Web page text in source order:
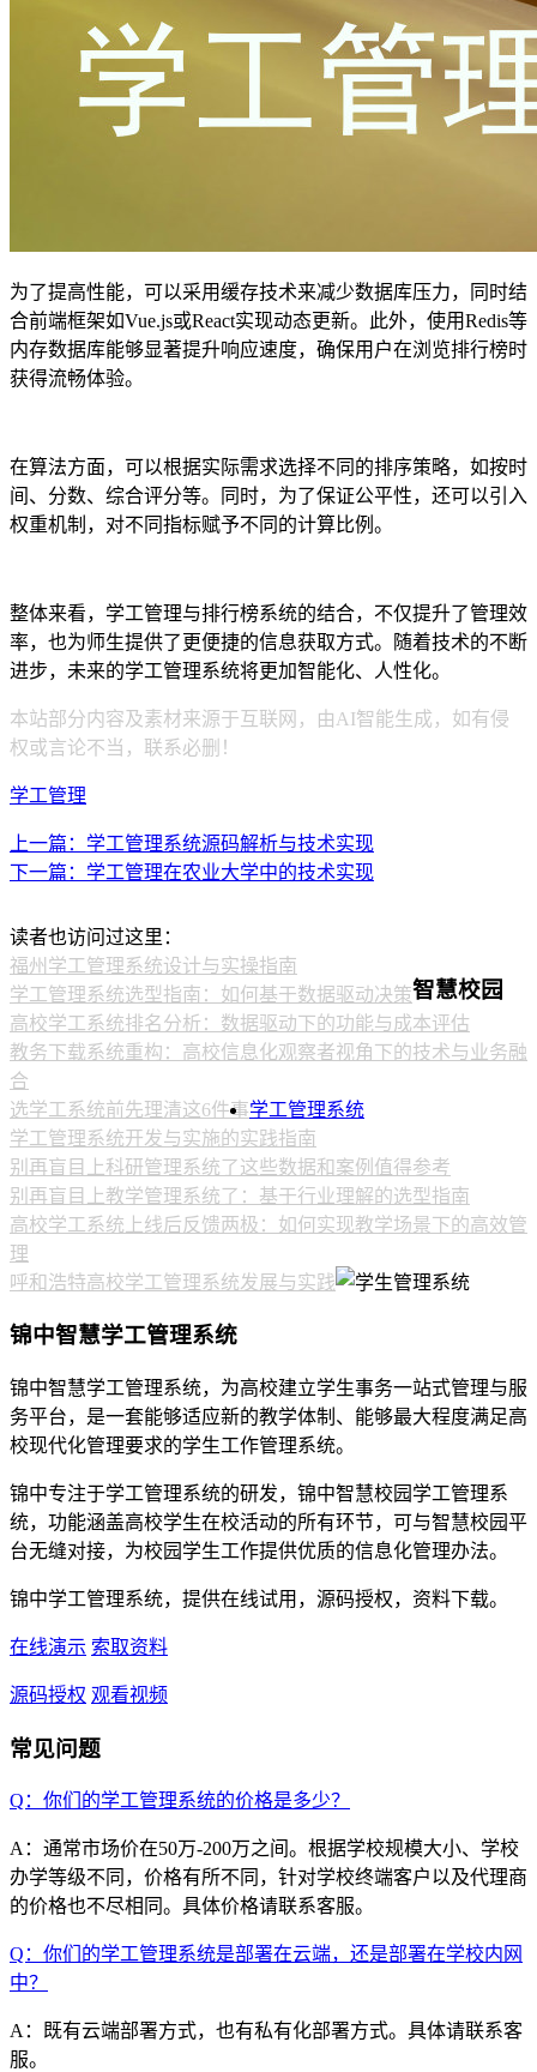
为了提高性能，可以采用缓存技术来减少数据库压力，同时结
合前端框架如Vue.js或React实现动态更新。此外，使用Redis等
内存数据库能够显著提升响应速度，确保用户在浏览排行榜时
获得流畅体验。
在算法方面，可以根据实际需求选择不同的排序策略，如按时
间、分数、综合评分等。同时，为了保证公平性，还可以引入
权重机制，对不同指标赋予不同的计算比例。
整体来看，学工管理与排行榜系统的结合，不仅提升了管理效
率，也为师生提供了更便捷的信息获取方式。随着技术的不断
进步，未来的学工管理系统将更加智能化、人性化。
本站部分内容及素材来源于互联网，由AI智能生成，如有侵
权或言论不当，联系必删！
学工管理
上一篇：学工管理系统源码解析与技术实现
下一篇：学工管理在农业大学中的技术实现
读者也访问过这里：
福州学工管理系统设计与实操指南
学工管理系统选型指南：如何基于数据驱动决策
高校学工系统排名分析：数据驱动下的功能与成本评估
教务下载系统重构：高校信息化观察者视角下的技术与业务融
合
选学工系统前先理清这6件事
学工管理系统开发与实施的实践指南
别再盲目上科研管理系统了这些数据和案例值得参考
别再盲目上教学管理系统了：基于行业理解的选型指南
高校学工系统上线后反馈两极：如何实现教学场景下的高效管
理
呼和浩特高校学工管理系统发展与实践
智慧校园
学工管理系统
锦中智慧学工管理系统
锦中智慧学工管理系统，为高校建立学生事务一站式管理与服
务平台，是一套能够适应新的教学体制、能够最大程度满足高
校现代化管理要求的学生工作管理系统。
锦中专注于学工管理系统的研发，锦中智慧校园学工管理系
统，功能涵盖高校学生在校活动的所有环节，可与智慧校园平
台无缝对接，为校园学生工作提供优质的信息化管理办法。
锦中学工管理系统，提供在线试用，源码授权，资料下载。
在线演示 索取资料
源码授权 观看视频
常见问题
Q：你们的学工管理系统的价格是多少？
A：通常市场价在50万-200万之间。根据学校规模大小、学校
办学等级不同，价格有所不同，针对学校终端客户以及代理商
的价格也不尽相同。具体价格请联系客服。
Q：你们的学工管理系统是部署在云端，还是部署在学校内网
中？
A：既有云端部署方式，也有私有化部署方式。具体请联系客
服。